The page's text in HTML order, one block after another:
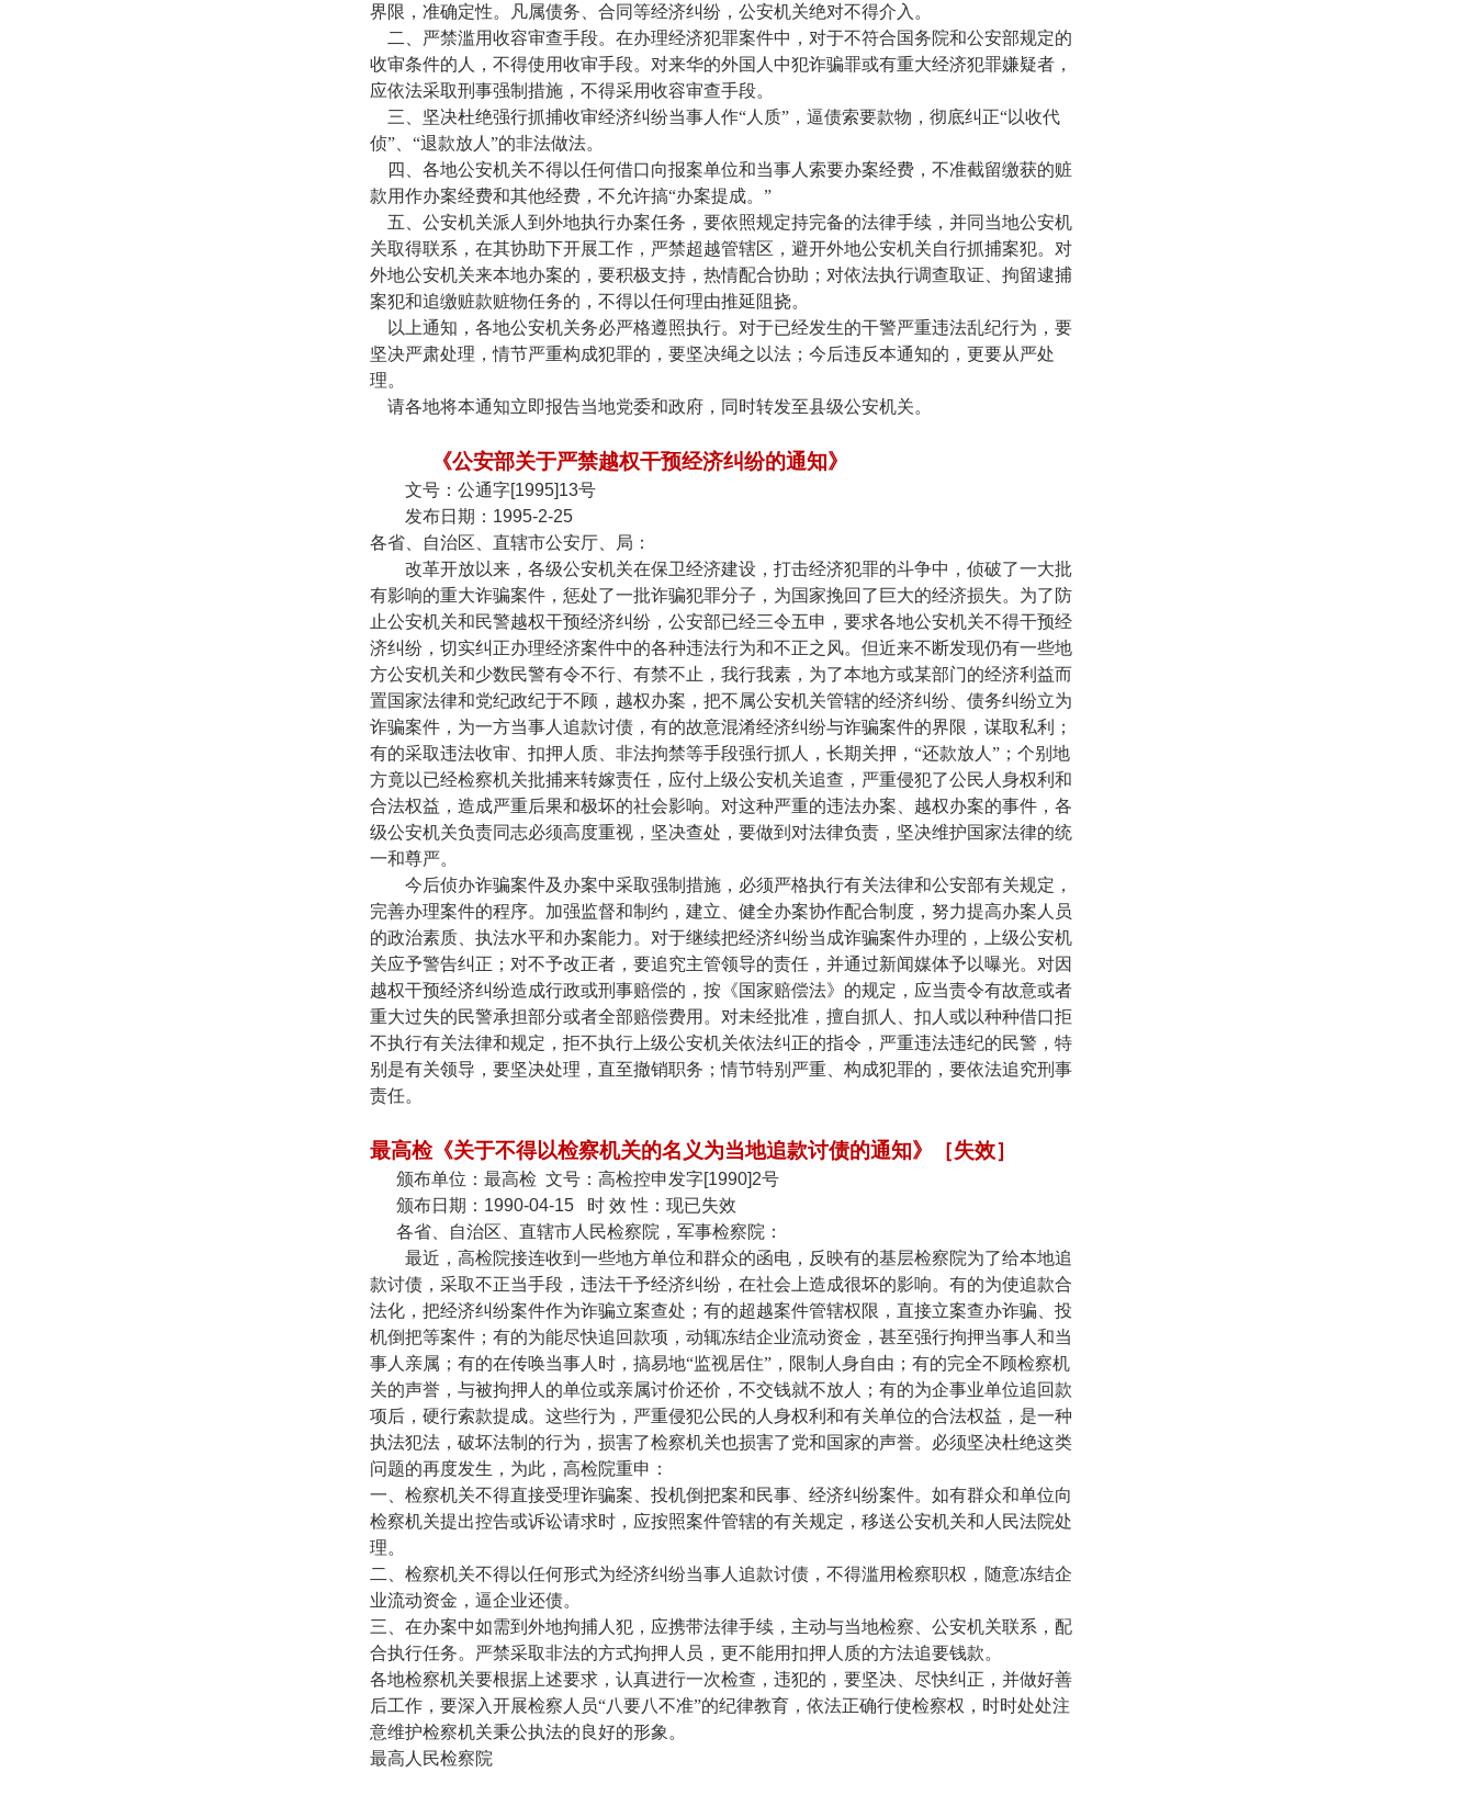
界限，准确定性。凡属债务、合同等经济纠纷，公安机关绝对不得介入。
二、严禁滥用收容审查手段。在办理经济犯罪案件中，对于不符合国务院和公安部规定的
收审条件的人，不得使用收审手段。对来华的外国人中犯诈骗罪或有重大经济犯罪嫌疑者，
应依法采取刑事强制措施，不得采用收容审查手段。
三、坚决杜绝强行抓捕收审经济纠纷当事人作“人质”，逼债索要款物，彻底纠正“以收代
侦”、“退款放人”的非法做法。
四、各地公安机关不得以任何借口向报案单位和当事人索要办案经费，不准截留缴获的赃
款用作办案经费和其他经费，不允许搞“办案提成。”
五、公安机关派人到外地执行办案任务，要依照规定持完备的法律手续，并同当地公安机
关取得联系，在其协助下开展工作，严禁超越管辖区，避开外地公安机关自行抓捕案犯。对
外地公安机关来本地办案的，要积极支持，热情配合协助；对依法执行调查取证、拘留逮捕
案犯和追缴赃款赃物任务的，不得以任何理由推延阻挠。
以上通知，各地公安机关务必严格遵照执行。对于已经发生的干警严重违法乱纪行为，要
坚决严肃处理，情节严重构成犯罪的，要坚决绳之以法；今后违反本通知的，更要从严处
理。
请各地将本通知立即报告当地党委和政府，同时转发至县级公安机关。
《公安部关于严禁越权干预经济纠纷的通知》
文号：公通字[1995]13号
发布日期： 1995-2-25
各省、自治区、直辖市公安厅、局：
改革开放以来，各级公安机关在保卫经济建设，打击经济犯罪的斗争中，侦破了一大批
有影响的重大诈骗案件，惩处了一批诈骗犯罪分子，为国家挽回了巨大的经济损失。为了防
止公安机关和民警越权干预经济纠纷，公安部已经三令五申，要求各地公安机关不得干预经
济纠纷，切实纠正办理经济案件中的各种违法行为和不正之风。但近来不断发现仍有一些地
方公安机关和少数民警有令不行、有禁不止，我行我素，为了本地方或某部门的经济利益而
置国家法律和党纪政纪于不顾，越权办案，把不属公安机关管辖的经济纠纷、债务纠纷立为
诈骗案件，为一方当事人追款讨债，有的故意混淆经济纠纷与诈骗案件的界限，谋取私利；
有的采取违法收审、扣押人质、非法拘禁等手段强行抓人，长期关押，“还款放人”；个别地
方竟以已经检察机关批捕来转嫁责任，应付上级公安机关追查，严重侵犯了公民人身权利和
合法权益，造成严重后果和极坏的社会影响。对这种严重的违法办案、越权办案的事件，各
级公安机关负责同志必须高度重视，坚决查处，要做到对法律负责，坚决维护国家法律的统
一和尊严。
今后侦办诈骗案件及办案中采取强制措施，必须严格执行有关法律和公安部有关规定，
完善办理案件的程序。加强监督和制约，建立、健全办案协作配合制度，努力提高办案人员
的政治素质、执法水平和办案能力。对于继续把经济纠纷当成诈骗案件办理的，上级公安机
关应予警告纠正；对不予改正者，要追究主管领导的责任，并通过新闻媒体予以曝光。对因
越权干预经济纠纷造成行政或刑事赔偿的，按《国家赔偿法》的规定，应当责令有故意或者
重大过失的民警承担部分或者全部赔偿费用。对未经批准，擅自抓人、扣人或以种种借口拒
不执行有关法律和规定，拒不执行上级公安机关依法纠正的指令，严重违法违纪的民警，特
别是有关领导，要坚决处理，直至撤销职务；情节特别严重、构成犯罪的，要依法追究刑事
责任。
最高检《关于不得以检察机关的名义为当地追款讨债的通知》［失效］
颁布单位：最高检 文号：高检控申发字[1990]2号
颁布日期： 1990-04-15
时 效 性：现已失效
各省、自治区、直辖市人民检察院，军事检察院：
最近，高检院接连收到一些地方单位和群众的函电，反映有的基层检察院为了给本地追
款讨债，采取不正当手段，违法干予经济纠纷，在社会上造成很坏的影响。有的为使追款合
法化，把经济纠纷案件作为诈骗立案查处；有的超越案件管辖权限，直接立案查办诈骗、投
机倒把等案件；有的为能尽快追回款项，动辄冻结企业流动资金，甚至强行拘押当事人和当
事人亲属；有的在传唤当事人时，搞易地“监视居住”，限制人身自由；有的完全不顾检察机
关的声誉，与被拘押人的单位或亲属讨价还价，不交钱就不放人；有的为企事业单位追回款
项后，硬行索款提成。这些行为，严重侵犯公民的人身权利和有关单位的合法权益，是一种
执法犯法，破坏法制的行为，损害了检察机关也损害了党和国家的声誉。必须坚决杜绝这类
问题的再度发生，为此，高检院重申：
一、检察机关不得直接受理诈骗案、投机倒把案和民事、经济纠纷案件。如有群众和单位向
检察机关提出控告或诉讼请求时，应按照案件管辖的有关规定，移送公安机关和人民法院处
理。
二、检察机关不得以任何形式为经济纠纷当事人追款讨债，不得滥用检察职权，随意冻结企
业流动资金，逼企业还债。
三、在办案中如需到外地拘捕人犯，应携带法律手续，主动与当地检察、公安机关联系，配
合执行任务。严禁采取非法的方式拘押人员，更不能用扣押人质的方法追要钱款。
各地检察机关要根据上述要求，认真进行一次检查，违犯的，要坚决、尽快纠正，并做好善
后工作，要深入开展检察人员“八要八不准”的纪律教育，依法正确行使检察权，时时处处注
意维护检察机关秉公执法的良好的形象。
最高人民检察院